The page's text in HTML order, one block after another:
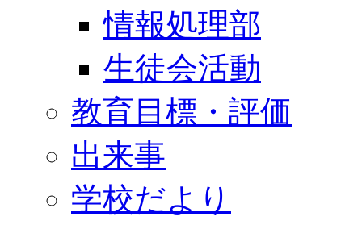
情報処理部
生徒会活動
教育目標・評価
出来事
学校だより